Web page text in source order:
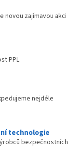
novou zajímavou akci
PPL
nejdéle
technologie
bezpečnostních